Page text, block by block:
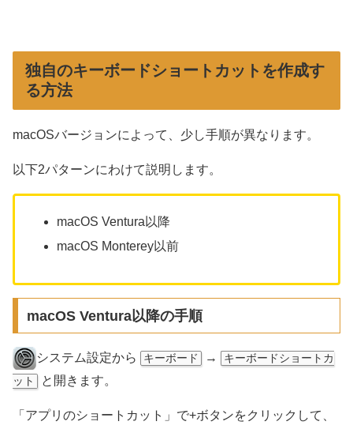
独自のキーボードショートカットを作成す
る方法
macOSバージョンによって、少し手順が異なります。
以下2パターンにわけて説明します。
macOS Ventura以降
macOS Monterey以前
macOS Ventura以降の手順
システム設定から キーボード →
キーボードショートカ
ット
と開きます。
「アプリのショートカット」で+ボタンをクリックして、